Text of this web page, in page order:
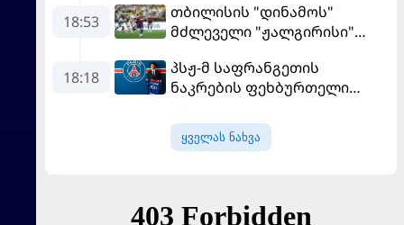
18:53
თბილისის "დინამოს"
მძლეველი "ჟალგირისი"
განადგურდა
18:18
პსჟ-მ საფრანგეთის
ნაკრების ფეხბურთელი
ყველას ნახვა